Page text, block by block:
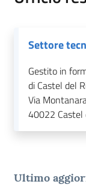
Settore
Gestito in
di Castel del
Via
40022 Castel
Ultimo